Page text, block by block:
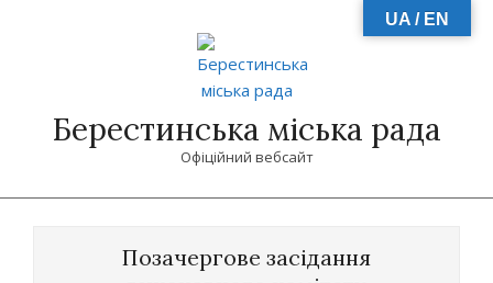
Берестинська міська рада
Офіційний вебсайт
Позачергове засідання
UA / EN